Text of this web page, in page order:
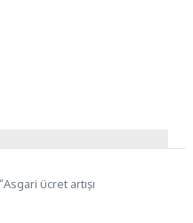
“Asgari ücret artışı